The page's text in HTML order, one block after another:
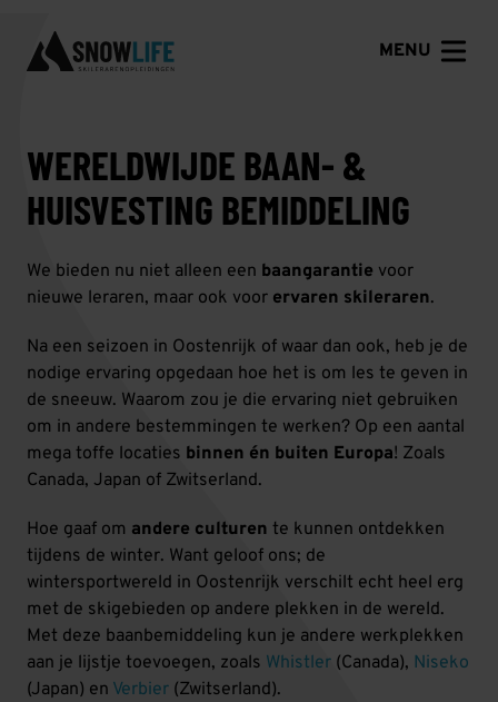
MENU
WERELDWIJDE BAAN- &
HUISVESTING BEMIDDELING
We bieden nu niet alleen een baangarantie voor
nieuwe leraren, maar ook voor ervaren skileraren.
Na een seizoen in Oostenrijk of waar dan ook, heb je de
nodige ervaring opgedaan hoe het is om les te geven in
de sneeuw. Waarom zou je die ervaring niet gebruiken
om in andere bestemmingen te werken? Op een aantal
mega toffe locaties binnen én buiten Europa! Zoals
Canada, Japan of Zwitserland.
Hoe gaaf om andere culturen te kunnen ontdekken
tijdens de winter. Want geloof ons; de
wintersportwereld in Oostenrijk verschilt echt heel erg
met de skigebieden op andere plekken in de wereld.
Met deze baanbemiddeling kun je andere werkplekken
aan je lijstje toevoegen, zoals Whistler (Canada), Niseko
(Japan) en Verbier (Zwitserland).